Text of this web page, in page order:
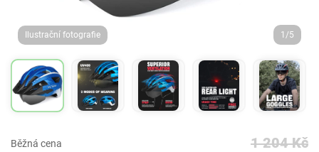
Ilustrační fotografie 1/5
Běžná cena 1 204 Kč